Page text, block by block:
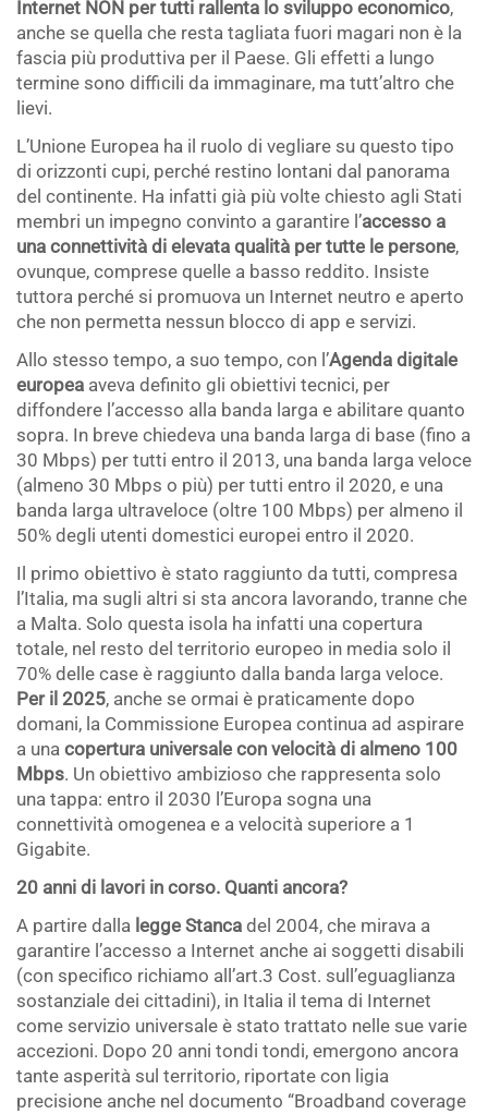
Internet NON per tutti rallenta lo sviluppo economico,
anche se quella che resta tagliata fuori magari non è la
fascia più produttiva per il Paese. Gli effetti a lungo
termine sono difficili da immaginare, ma tutt’altro che
lievi.
L’Unione Europea ha il ruolo di vegliare su questo tipo
di orizzonti cupi, perché restino lontani dal panorama
del continente. Ha infatti già più volte chiesto agli Stati
membri un impegno convinto a garantire l’accesso a
una connettività di elevata qualità per tutte le persone,
ovunque, comprese quelle a basso reddito. Insiste
tuttora perché si promuova un Internet neutro e aperto
che non permetta nessun blocco di app e servizi.
Allo stesso tempo, a suo tempo, con l’Agenda digitale
europea aveva definito gli obiettivi tecnici, per
diffondere l’accesso alla banda larga e abilitare quanto
sopra. In breve chiedeva una banda larga di base (fino a
30 Mbps) per tutti entro il 2013, una banda larga veloce
(almeno 30 Mbps o più) per tutti entro il 2020, e una
banda larga ultraveloce (oltre 100 Mbps) per almeno il
50% degli utenti domestici europei entro il 2020.
Il primo obiettivo è stato raggiunto da tutti, compresa
l’Italia, ma sugli altri si sta ancora lavorando, tranne che
a Malta. Solo questa isola ha infatti una copertura
totale, nel resto del territorio europeo in media solo il
70% delle case è raggiunto dalla banda larga veloce.
Per il 2025, anche se ormai è praticamente dopo
domani, la Commissione Europea continua ad aspirare
a una copertura universale con velocità di almeno 100
Mbps. Un obiettivo ambizioso che rappresenta solo
una tappa: entro il 2030 l’Europa sogna una
connettività omogenea e a velocità superiore a 1
Gigabite.
20 anni di lavori in corso. Quanti ancora?
A partire dalla legge Stanca del 2004, che mirava a
garantire l’accesso a Internet anche ai soggetti disabili
(con specifico richiamo all’art.3 Cost. sull’eguaglianza
sostanziale dei cittadini), in Italia il tema di Internet
come servizio universale è stato trattato nelle sue varie
accezioni. Dopo 20 anni tondi tondi, emergono ancora
tante asperità sul territorio, riportate con ligia
precisione anche nel documento “Broadband coverage